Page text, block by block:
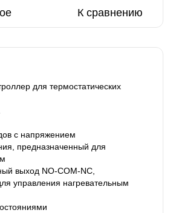
К сравнению
для термостатических
с напряжением
предназначенный для
выход NO-COM-NC,
управления нагревательным